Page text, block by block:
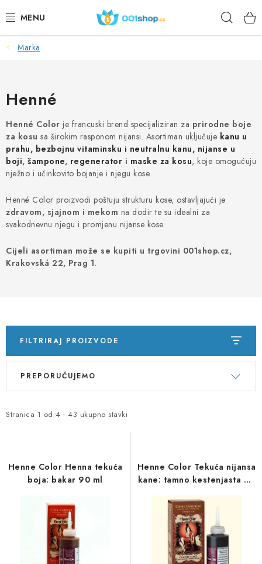
na
DOPLŇKY STRAVY
PREHRAMBENI PROIZVODI
TEME
AKCIJSKI
DÁRKY PRO ZDRAVÍ
PORADNA
Jak nakupovat
Obchodní podmínky
Podmínky ochrany osobních údajů
Natural Health Store
Rječnik pojmova
Mapa stranice
Moja narudžba
Marka
Henné
Henné Color je francuski brend specijaliziran za prirodne boje
za kosu sa širokim rasponom nijansi. Asortiman uključuje kanu u
prahu, bezbojnu vitaminsku i neutralnu kanu, nijanse u
boji, šampone, regenerator i maske za kosu, koje omogućuju
nježno i učinkovito bojanje i njegu kose.
Henné Color proizvodi poštuju strukturu kose, ostavljajući je
zdravom, sjajnom i mekom na dodir te su idealni za
svakodnevnu njegu i promjenu nijanse kose.
Cijeli asortiman može se kupiti u trgovini 001shop.cz,
Krakovská 22, Prag 1.
FILTRIRAJ PROIZVODE
P
i
r
Stranica 1 od 4 - 43 ukupno stavki
S
t
a
PREPORUČUJEMO
Henne Color Henna tekuća
boja: bakar 90 ml
Henne Color Tekuća nijansa
kane: tamno kestenjasta 90